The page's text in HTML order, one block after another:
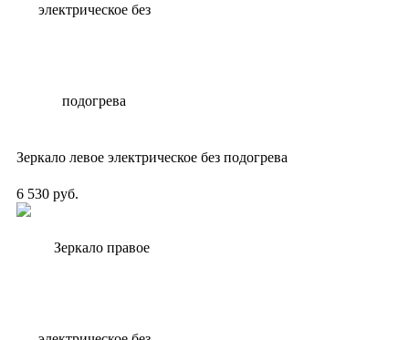
Зеркало левое электрическое без подогрева
6 530 руб.